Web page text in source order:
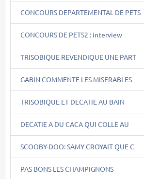
CONCOURS DEPARTEMENTAL DE PETS
CONCOURS DE PETS2 : interview
TRISOBIQUE REVENDIQUE UNE PART
GABIN COMMENTE LES MISERABLES
TRISOBIQUE ET DECATIE AU BAIN
DECATIE A DU CACA QUI COLLE AU
SCOOBY-DOO: SAMY CROYAIT QUE C
PAS BONS LES CHAMPIGNONS